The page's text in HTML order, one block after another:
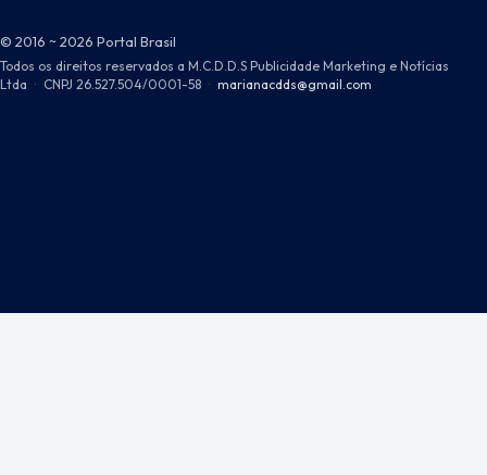
© 2016 ~ 2026 Portal Brasil
Todos os direitos reservados a M.C.D.D.S Publicidade Marketing e Notícias
Ltda · CNPJ 26.527.504/0001-58 · marianacdds@gmail.com